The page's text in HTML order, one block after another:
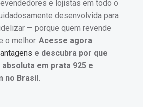
e lojistas em todo o
desenvolvida para
— porque quem revende
o melhor. Acesse agora
e descubra por que
em prata 925 e
no Brasil.